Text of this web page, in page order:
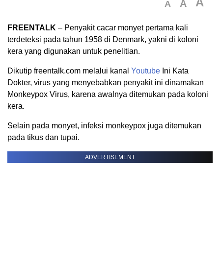
A A
FREENTALK – Penyakit cacar monyet pertama kali
terdeteksi pada tahun 1958 di Denmark, yakni di koloni
kera yang digunakan untuk penelitian.
Dikutip freentalk.com melalui kanal Youtube Ini Kata
Dokter, virus yang menyebabkan penyakit ini dinamakan
Monkeypox Virus, karena awalnya ditemukan pada koloni
kera.
Selain pada monyet, infeksi monkeypox juga ditemukan
pada tikus dan tupai.
ADVERTISEMENT